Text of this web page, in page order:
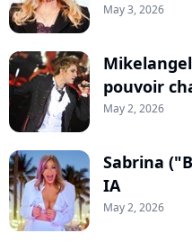
May 3, 2026
pouvoir
May 2, 2026
Sabrina
IA
May 2, 2026